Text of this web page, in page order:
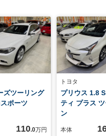
ズツーリング
ポーツ
110.0万円
トヨタ
プリウス 1.8
ティ プラス
ン
本体